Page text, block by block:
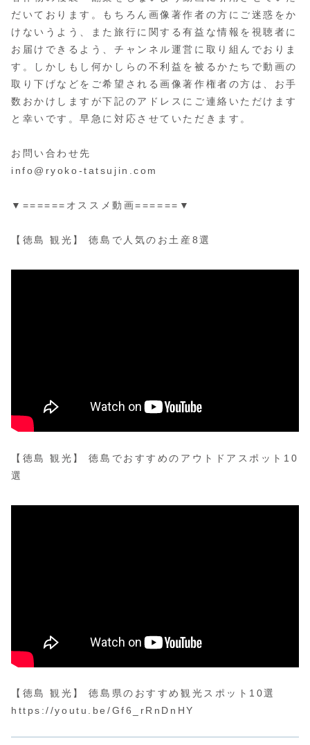
だいております。もちろん画像著作者の方にご迷惑をか
けないうよう、また旅行に関する有益な情報を視聴者に
お届けできるよう、チャンネル運営に取り組んでおりま
す。しかしもし何かしらの不利益を被るかたちで動画の
取り下げなどをご希望される画像著作権者の方は、お手
数おかけしますが下記のアドレスにご連絡いただけます
と幸いです。早急に対応させていただきます。
お問い合わせ先
info@ryoko-tatsujin.com
▼======オススメ動画======▼
【徳島 観光】 徳島で人気のお土産8選
【徳島 観光】 徳島でおすすめのアウトドアスポット10
選
【徳島 観光】 徳島県のおすすめ観光スポット10選
https://youtu.be/Gf6_rRnDnHY